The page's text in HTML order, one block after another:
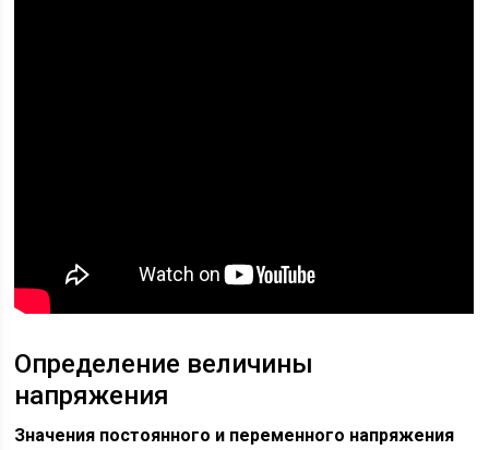
Определение величины
напряжения
Значения постоянного и переменного напряжения